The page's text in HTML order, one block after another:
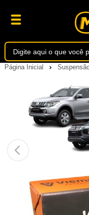
Página Inicial